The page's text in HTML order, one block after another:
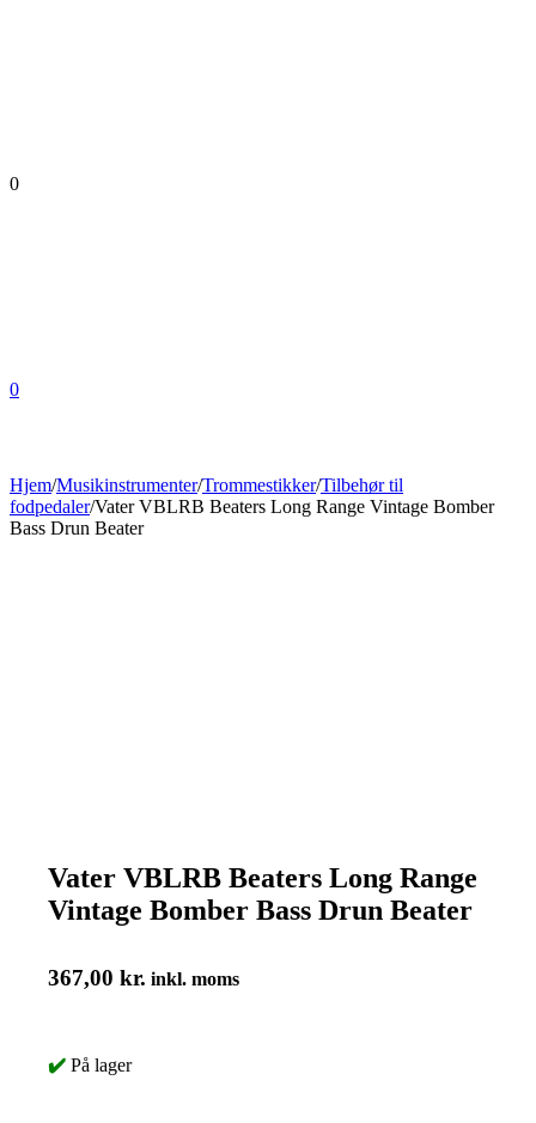
0
0
Hjem/Musikinstrumenter/Trommestikker/Tilbehør til
fodpedaler/Vater VBLRB Beaters Long Range Vintage Bomber
Bass Drun Beater
Vater VBLRB Beaters Long Range
Vintage Bomber Bass Drun Beater
367,00 kr. inkl. moms
✔️ På lager